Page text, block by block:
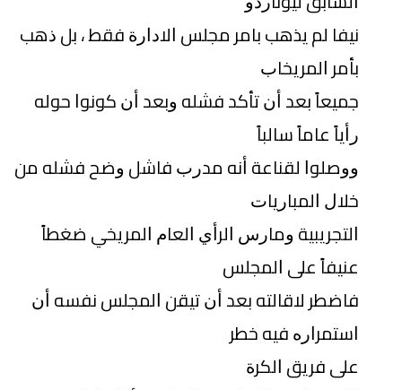
ﻧﻴﻔﺎ ﻟﻢ ﻳﺬﻫﺐ ﺑﺎﻣﺮ ﻣﺠﻠﺲ ﺍﻻﺩﺍﺭﺓ ﻓﻘﻂ ، ﺑﻞ ﺫﻫﺐ
ﺑﺄﻣﺮ ﺍﻟﻤﺮﻳﺨﺎﺏ
ﺟﻤﻴﻌﺎً ﺑﻌﺪ ﺃﻥ ﺗﺄﻛﺪ ﻓﺸﻠﻪ ﻭﺑﻌﺪ ﺃﻥ ﻛﻮﻧﻮﺍ ﺣﻮﻟﻪ
ﺭﺃﻳﺎً ﻋﺎﻣﺎً ﺳﺎﻟﺒﺎً
ﻭﻭﺻﻠﻮﺍ ﻟﻘﻨﺎﻋﺔ ﺃﻧﻪ ﻣﺪﺭﺏ ﻓﺎﺷﻞ ﻭﺿﺢ ﻓﺸﻠﻪ ﻣﻦ
ﺧﻼﻝ ﺍﻟﻤﺒﺎﺭﻳﺎﺕ
ﺍﻟﺘﺠﺮﻳﺒﻴﺔ ﻭﻣﺎﺭﺱ ﺍﻟﺮﺃﻱ ﺍﻟﻌﺎﻡ ﺍﻟﻤﺮﻳﺨﻲ ﺿﻐﻄﺎً
ﻋﻨﻴﻔﺎً ﻋﻠﻰ ﺍﻟﻤﺠﻠﺲ
ﻓﺎﺿﻄﺮ ﻻﻗﺎﻟﺘﻪ ﺑﻌﺪ ﺃﻥ ﺗﻴﻘﻦ ﺍﻟﻤﺠﻠﺲ ﻧﻔﺴﻪ ﺃﻥ
ﺍﺳﺘﻤﺮﺍﺭﻩ ﻓﻴﻪ ﺧﻄﺮ
ﻋﻠﻰ ﻓﺮﻳﻖ ﺍﻟﻜﺮﺓ